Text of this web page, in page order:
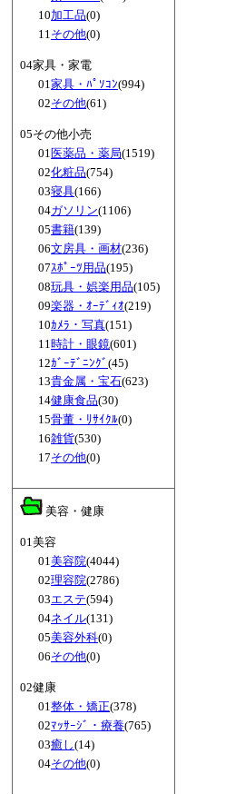
10加工品(0)
11その他(0)
04家具・家電
01家具・ﾊﾟｿｺﾝ(994)
02その他(61)
05その他小売
01医薬品・薬局(1519)
02化粧品(754)
03寝具(166)
04ガソリン(1106)
05書籍(139)
06文房具・画材(236)
07ｽﾎﾟｰﾂ用品(195)
08玩具・娯楽用品(105)
09楽器・ｵｰﾃﾞｨｵ(219)
10ｶﾒﾗ・写真(151)
11時計・眼鏡(601)
12ｶﾞｰﾃﾞﾆﾝｸﾞ (45)
13貴金属・宝石(623)
14健康食品(30)
15骨董・ﾘｻｲｸﾙ(0)
16雑貨(530)
17その他(0)
美容・健康
01美容
01美容院(4044)
02理容院(2786)
03エステ(594)
04ネイル(131)
05美容外科(0)
06その他(0)
02健康
01整体・矯正(378)
02ﾏｯｻｰｼﾞ・療養(765)
03癒し(14)
04その他(0)